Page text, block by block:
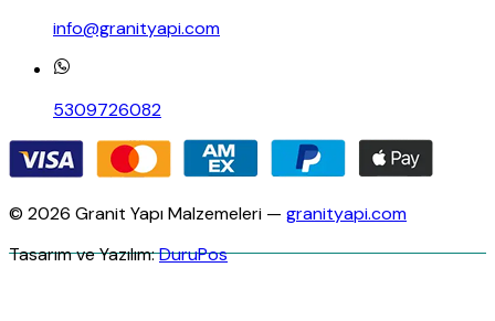
info@granityapi.com
5309726082
© 2026 Granit Yapı Malzemeleri — granityapi.com
Tasarım ve Yazılım:DuruPos